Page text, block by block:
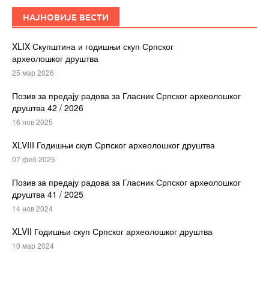
НАЈНОВИЈЕ ВЕСТИ
XLIX Скупштина и годишњи скуп Српског
археолошког друштва
25 мар 2026
Позив за предају радова за Гласник Српског археолошког
друштва 42 / 2026
16 нов 2025
XLVIII Годишњи скуп Српског археолошког друштва
07 феб 2025
Позив за предају радова за Гласник Српског археолошког
друштва 41 / 2025
14 нов 2024
XLVII Годишњи скуп Српског археолошког друштва
10 мар 2024